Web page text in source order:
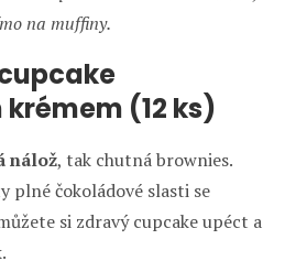
na muffiny.
(12 ks)
nálož, tak chutná brownies.
plné čokoládové slasti se
si zdravý cupcake upéct a